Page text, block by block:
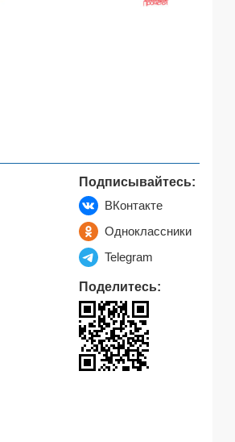
Подписывайтесь:
ВКонтакте
Одноклассники
Telegram
Поделитесь: